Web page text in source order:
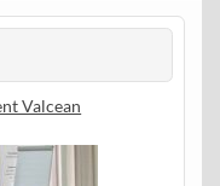
Valcean